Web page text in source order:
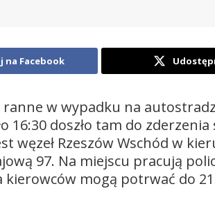
na Facebook
ranne w wypadku na
16:30 doszło tam do
węzeł Rzeszów Wschód w
97. Na miejscu pracują
mogą potrwać do